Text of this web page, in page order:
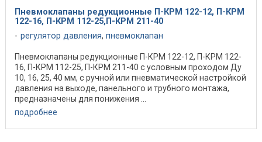
Пневмоклапаны редукционные П-КРМ 122-12, П-КРМ
122-16, П-КРМ 112-25,П-КРМ 211-40
регулятор давления, пневмоклапан
Пневмоклапаны редукционные П-КРМ 122-12, П-КРМ 122-
16, П-КРМ 112-25, П-КРМ 211-40 с условным проходом Ду
10, 16, 25, 40 мм, с ручной или пневматической настройкой
давления на выходе, панельного и трубного монтажа,
предназначены для понижения ...
подробнее